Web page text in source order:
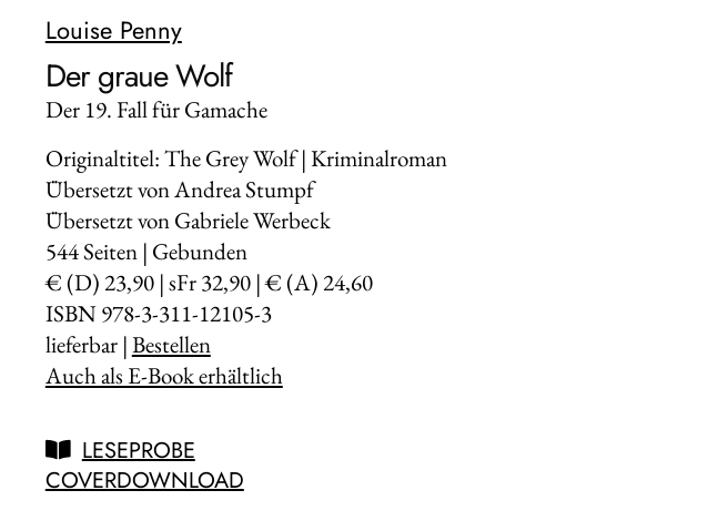
Louise Penny
Der graue Wolf
Der 19. Fall für Gamache
Originaltitel: The Grey Wolf | Kriminalroman
Übersetzt von Andrea Stumpf
Übersetzt von Gabriele Werbeck
544Seiten | Gebunden
€ (D) 23,90 | sFr 32,90 | € (A) 24,60
ISBN 978-3-311-12105-3
lieferbar |Bestellen
Auch als E-Book erhältlich
LESEPROBE
COVERDOWNLOAD